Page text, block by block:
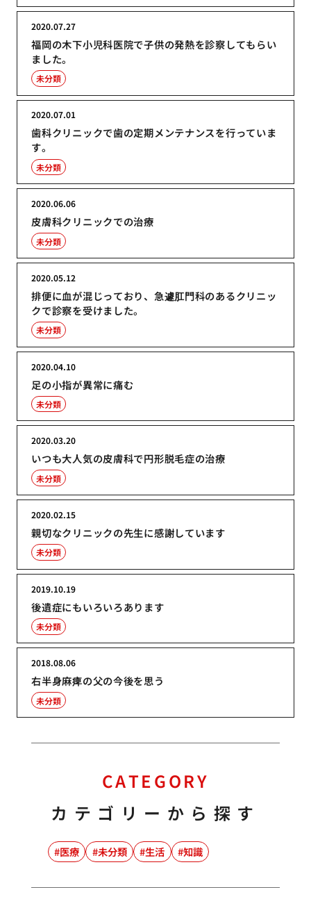
福岡の木下小児科医院で子供の発熱を診察してもらい
ました。
2020.07.27
未分類
歯科クリニックで歯の定期メンテナンスを行っていま
す。
2020.07.01
未分類
皮膚科クリニックでの治療
2020.06.06
未分類
排便に血が混じっており、急遽肛門科のあるクリニッ
クで診察を受けました。
2020.05.12
未分類
足の小指が異常に痛む
2020.04.10
未分類
いつも大人気の皮膚科で円形脱毛症の治療
2020.03.20
未分類
親切なクリニックの先生に感謝しています
2020.02.15
未分類
後遺症にもいろいろあります
2019.10.19
未分類
右半身麻痺の父の今後を思う
2018.08.06
未分類
CATEGORY
カテゴリーから探す
医療 未分類 生活 知識